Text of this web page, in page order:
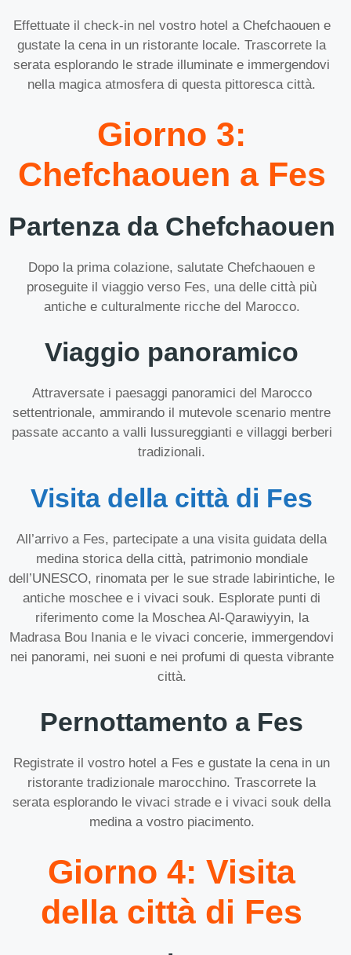
Effettuate il check-in nel vostro hotel a Chefchaouen e
gustate la cena in un ristorante locale. Trascorrete la
serata esplorando le strade illuminate e immergendovi
nella magica atmosfera di questa pittoresca città.
Giorno 3:
Chefchaouen a Fes
Partenza da Chefchaouen
Dopo la prima colazione, salutate Chefchaouen e
proseguite il viaggio verso Fes, una delle città più
antiche e culturalmente ricche del Marocco.
Viaggio panoramico
Attraversate i paesaggi panoramici del Marocco
settentrionale, ammirando il mutevole scenario mentre
passate accanto a valli lussureggianti e villaggi berberi
tradizionali.
Visita della città di Fes
All’arrivo a Fes, partecipate a una visita guidata della
medina storica della città, patrimonio mondiale
dell’UNESCO, rinomata per le sue strade labirintiche, le
antiche moschee e i vivaci souk. Esplorate punti di
riferimento come la Moschea Al-Qarawiyyin, la
Madrasa Bou Inania e le vivaci concerie, immergendovi
nei panorami, nei suoni e nei profumi di questa vibrante
città.
Pernottamento a Fes
Registrate il vostro hotel a Fes e gustate la cena in un
ristorante tradizionale marocchino. Trascorrete la
serata esplorando le vivaci strade e i vivaci souk della
medina a vostro piacimento.
Giorno 4: Visita
della città di Fes